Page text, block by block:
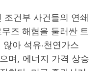
건부 사건들의 연쇄
즈 해협을 둘러싼 트
아 석유·천연가스
며, 에너지 가격 상승